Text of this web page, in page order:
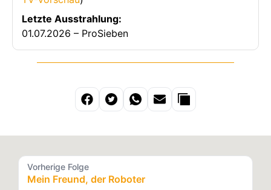
Letzte Ausstrahlung:
01.07.2026 – ProSieben
Vorherige Folge
Mein Freund, der Roboter